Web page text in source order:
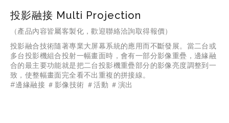
投影融接 Multi Projection
（產品內容皆屬客製化，歡迎聯絡洽詢取得報價）
投影融合技術隨著專業大屏幕系統的應用而不斷發展。當二台或
多台投影機組合投射一幅畫面時，會有一部分影像重疊，邊緣融
合的最主要功能就是把二台投影機重疊部分的影像亮度調整到一
致，使整幅畫面完全看不出重複的拼接線。
#邊緣融接 ＃影像技術 ＃活動 ＃演出